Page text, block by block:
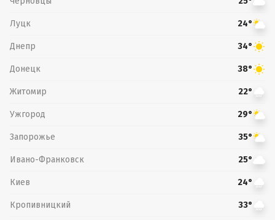
Луцк 24°
Днепр 34°
Донецк 38°
Житомир 22°
Ужгород 29°
Запорожье 35°
Ивано-Франковск 25°
Киев 24°
Кропивницкий 33°